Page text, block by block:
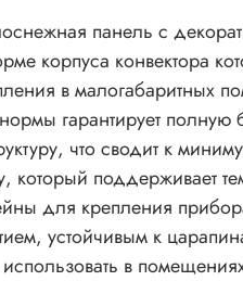
панель с
корпуса конвектора
в малогабаритных
гарантирует полную
что сводит к
который поддерживает
для крепления
устойчивым к
в